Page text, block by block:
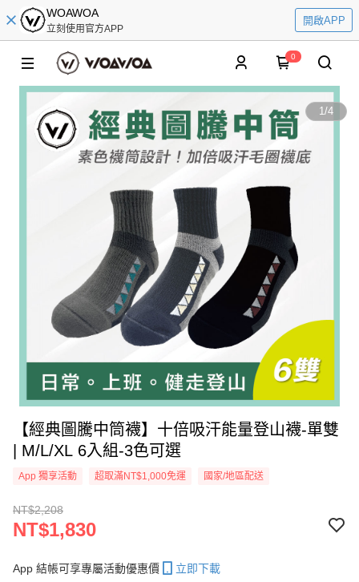
WOAWOA
立刻使用官方APP
開啟APP
0
1/4
【經典圖騰中筒襪】十倍吸汗能量登山襪-單雙
| M/L/XL 6入組-3色可選
App 獨享活動 超取滿NT$1,000免運 國家/地區配送
NT$2,208
NT$1,830
App 結帳可享專屬活動優惠價 立即下載